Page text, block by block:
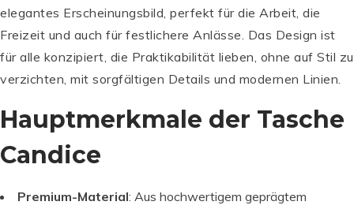
elegantes Erscheinungsbild, perfekt für die Arbeit, die
Freizeit und auch für festlichere Anlässe. Das Design ist
für alle konzipiert, die Praktikabilität lieben, ohne auf Stil zu
verzichten, mit sorgfältigen Details und modernen Linien.
Hauptmerkmale der Tasche
Candice
Premium-Material: Aus hochwertigem geprägtem